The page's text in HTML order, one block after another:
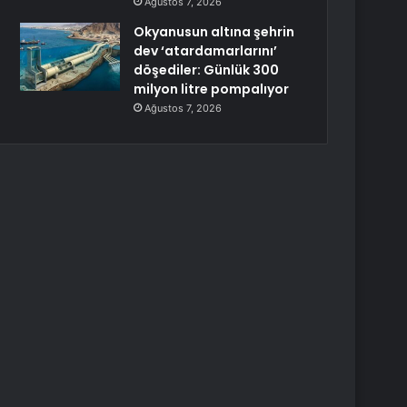
Okyanusun altına şehrin
dev ‘atardamarlarını’
döşediler: Günlük 300
milyon litre pompalıyor
Ağustos 7, 2026